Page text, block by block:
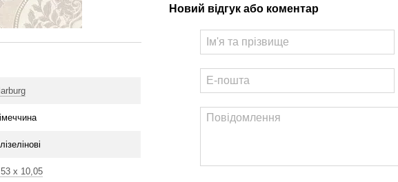
х 10,05
Новий відгук або коментар